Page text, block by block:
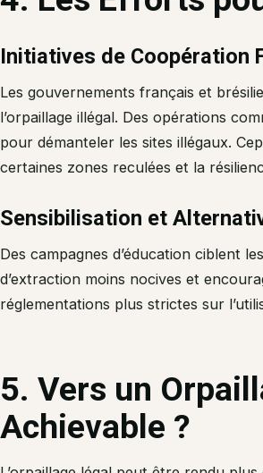
Initiatives de Coopération
Les gouvernements français et
l’orpaillage illégal. Des opérations
pour démanteler les sites illégaux.
certaines zones reculées et la
Sensibilisation et
Des campagnes d’éducation ciblent
d’extraction moins nocives et
réglementations plus strictes sur
5. Vers un
Achievable ?